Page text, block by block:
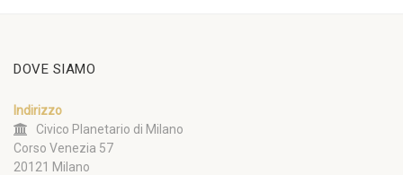
DOVE SIAMO
Indirizzo
Civico Planetario di Milano
Corso Venezia 57
20121 Milano